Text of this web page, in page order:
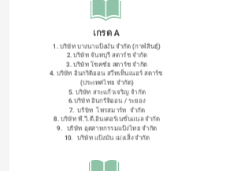
เกรด A
1. บริษัท บางนาแป้งมัน จำกัด (กาฬสินธุ์)
2. บริษัท จันทบุรี สตาร์ช จํากัด
3. บริษัท โชคชัย สตาร์ช จํากัด
4. บริษัท อินกริดิออน สวีทเท็นเนอร์ สตาร์ช
(ประเทศไทย จำกัด)
5. บริษัท สระแก้วเจริญ จํากัด
6.บริษัท อินกริดิออน / ระยอง
7.  บริษัท  โพรสมาร์ท  จำกัด
8. บริษัท พี.วี.ดี.อินเตอร์เนชั่นแนล จํากัด
9.   บริษัท อุตสาหกรรมแป้งไทย จํากัด
10.   บริษัท แป้งมัน เม่งเส็ง จํากัด